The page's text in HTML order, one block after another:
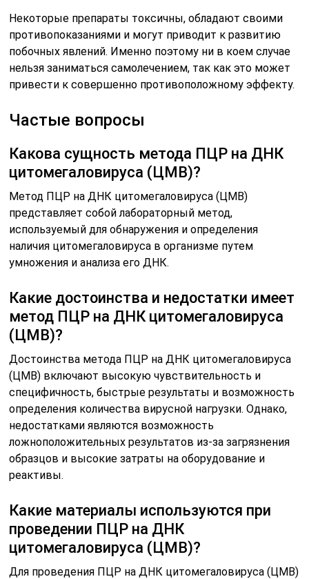
Некоторые препараты токсичны, обладают своими
противопоказаниями и могут приводит к развитию
побочных явлений. Именно поэтому ни в коем случае
нельзя заниматься самолечением, так как это может
привести к совершенно противоположному эффекту.
Частые вопросы
Какова сущность метода ПЦР на ДНК
цитомегаловируса (ЦМВ)?
Метод ПЦР на ДНК цитомегаловируса (ЦМВ)
представляет собой лабораторный метод,
используемый для обнаружения и определения
наличия цитомегаловируса в организме путем
умножения и анализа его ДНК.
Какие достоинства и недостатки имеет
метод ПЦР на ДНК цитомегаловируса
(ЦМВ)?
Достоинства метода ПЦР на ДНК цитомегаловируса
(ЦМВ) включают высокую чувствительность и
специфичность, быстрые результаты и возможность
определения количества вирусной нагрузки. Однако,
недостатками являются возможность
ложноположительных результатов из-за загрязнения
образцов и высокие затраты на оборудование и
реактивы.
Какие материалы используются при
проведении ПЦР на ДНК
цитомегаловируса (ЦМВ)?
Для проведения ПЦР на ДНК цитомегаловируса (ЦМВ)